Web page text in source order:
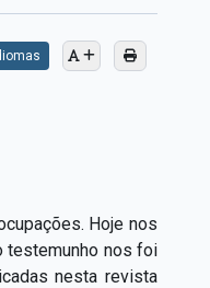
Hoje nos
testemunho nos foi
nesta revista